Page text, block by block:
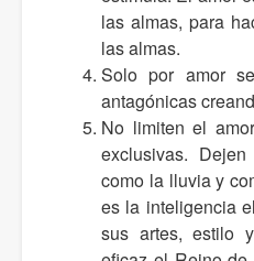
las almas, para
las almas.
Solo por amor
antagónicas
No limiten el
exclusivas.
como la lluvia y
es la inteligencia
sus artes, estilo